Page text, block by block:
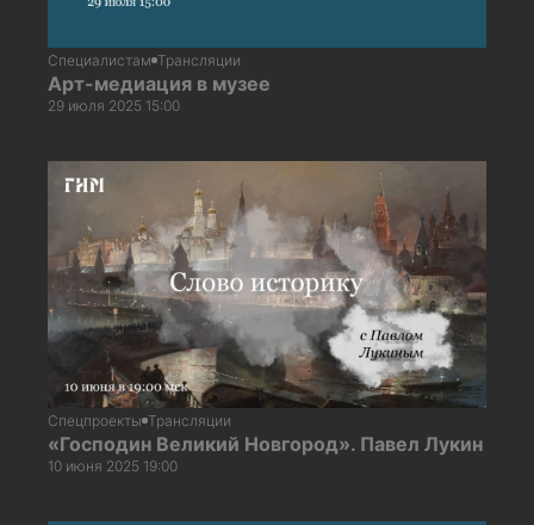
Специалистам Трансляции
Арт-медиация в музее
29 июля 2025 15:00
Спецпроекты Трансляции
«Господин Великий Новгород». Павел Лукин
10 июня 2025 19:00